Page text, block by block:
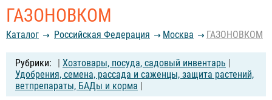
ГАЗОНОВКОМ
Каталог Российcкая Федерация Москва ГАЗОНОВКОМ
| Хозтовары, посуда, садовый инвентарь |
Удобрения, семена, рассада и саженцы, защита растений,
ветпрепараты, БАДы и корма |